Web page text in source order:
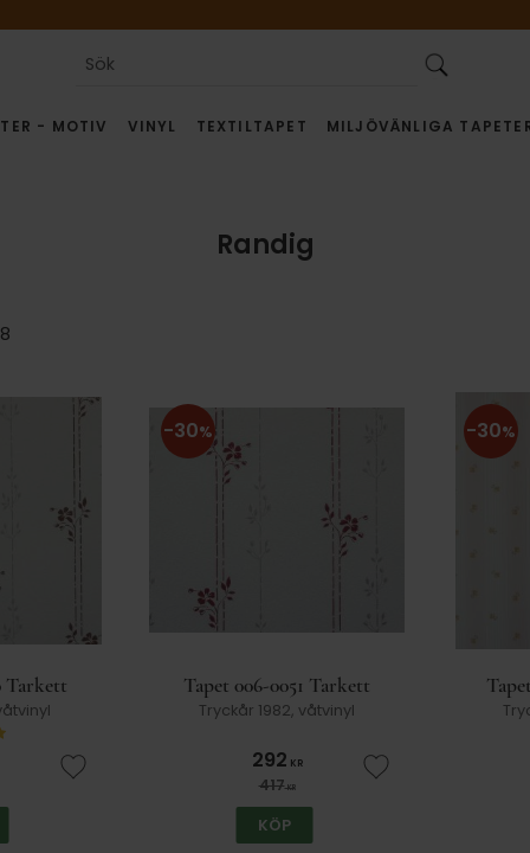
- MOTIV VINYL TEXTILTAPET MILJÖVÄNLIGA
Randig
Tarkett
Lägg till i favoriter
Tapet 006-0051 Tarkett
Tryckår 1982, våtvinyl
292 KR
417KR
30%
Lägg till i favoriter
KÖP
30%